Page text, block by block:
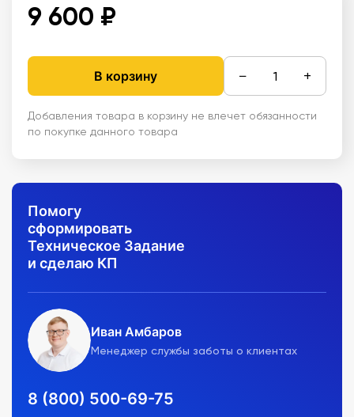
9 600 ₽
В корзину − +
Добавления товара в корзину не влечет обязанности
по покупке данного товара
Помогу
сформировать
Техническое Задание
и сделаю КП
Иван Амбаров
Менеджер службы заботы о клиентах
8 (800) 500-69-75